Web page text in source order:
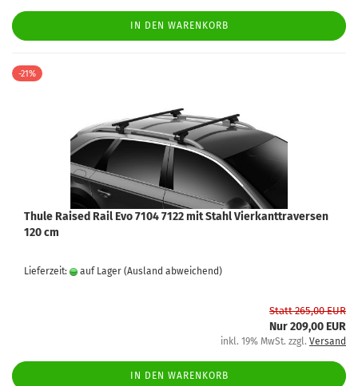
IN DEN WARENKORB
-21%
Thule Raised Rail Evo 7104 7122 mit Stahl Vierkanttraversen
120 cm
Lieferzeit: auf Lager (Ausland abweichend)
Statt 265,00 EUR
Nur 209,00 EUR
inkl. 19% MwSt. zzgl. Versand
IN DEN WARENKORB